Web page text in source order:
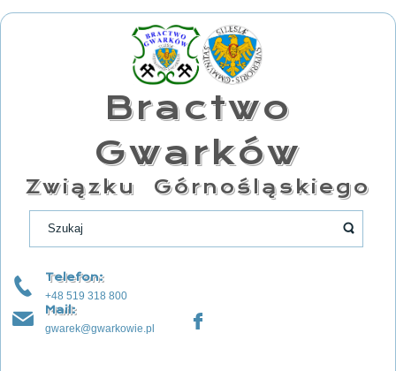
Bractwo
Gwarków
Związku Górnośląskiego
Telefon:
+48 519 318 800
Mail:
gwarek@gwarkowie.pl